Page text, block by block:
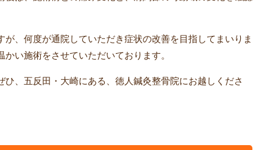
、何度が通院していただき症状の改善を目指してまいりま
い施術をさせていただいております。
、五反田・大崎にある、徳人鍼灸整骨院にお越しくださ